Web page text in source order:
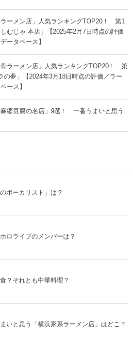
ラーメン店」人気ランキングTOP20！ 第1
むじゃ 本店」【2025年2月7日時点の評価
ータベース】
骨ラーメン店」人気ランキングTOP20！ 第
の夢」【2024年3月18日時点の評価／ラー
ース】
麻婆豆腐の名店」9選！ 一番うまいと思う
ボーカリスト」は？
ロライブのメンバーは？
？それとも中華料理？
いと思う「横浜家系ラーメン店」はどこ？